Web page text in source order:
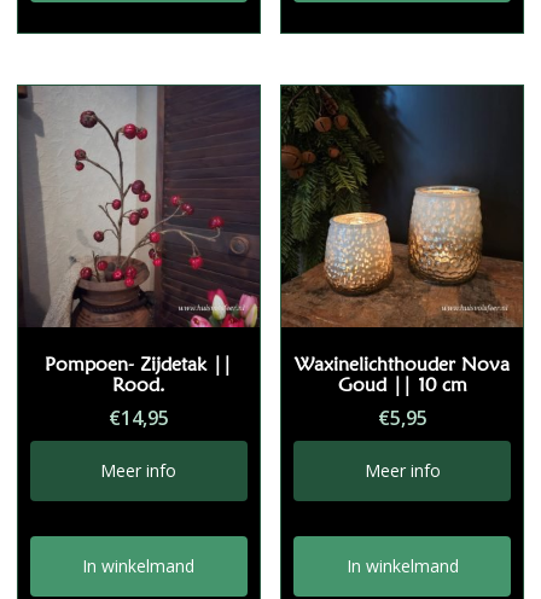
Pompoen- Zijdetak ||
Rood.
€14,95
Meer info
In winkelmand
Waxinelichthouder Nova
Goud || 10 cm
€5,95
Meer info
In winkelmand